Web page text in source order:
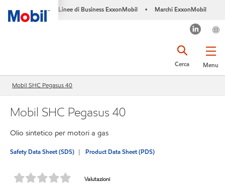
Linee di Business ExxonMobil • Marchi ExxonMobil
Menu
Cerca
Mobil SHC Pegasus 40
Mobil SHC Pegasus 40
Olio sintetico per motori a gas
Safety Data Sheet (SDS) Product Data Sheet (PDS)
Valutazioni